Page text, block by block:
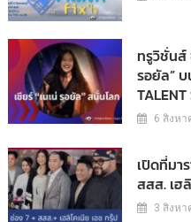
ทรูวิชั่นส์
รอยัล” บ
TALENT
6 สิงหา
เปิดที่มา
สสส. เฮ
3 สิงหา